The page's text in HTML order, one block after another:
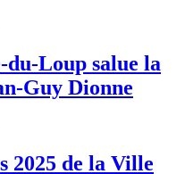
Loup salue la
Guy Dionne
2025 de la Ville